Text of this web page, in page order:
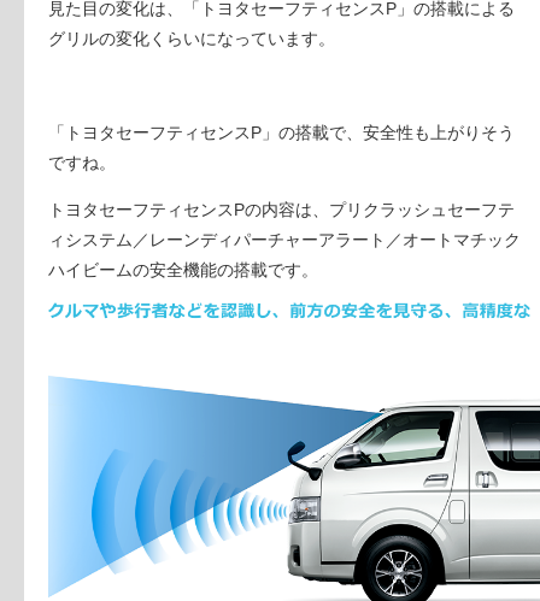
見た目の変化は、「トヨタセーフティセンスP」の搭載による
グリルの変化くらいになっています。
「トヨタセーフティセンスP」の搭載で、安全性も上がりそう
ですね。
トヨタセーフティセンスPの内容は、プリクラッシュセーフテ
ィシステム／レーンディパーチャーアラート／オートマチック
ハイビームの安全機能の搭載です。